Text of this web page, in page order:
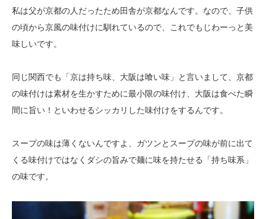
私は父が京都の人だったため田舎が京都なんです。なので、子供
の頃から京風の味付けに馴れているので、これでもじわーっと美
味しいです。
同じ関西でも「京は持ち味、大阪は喰い味」と言いまして、京都
の味付けは素材を生かすために最小限の味付け、大阪は食べた瞬
間に旨い！といわせるシッカリした味付けをするんです。
スープの味は薄くないんですよ、ガツンとスープの味が前に出て
くる味付けではなくダシの旨みで麺に味を持たせる「持ち味系」
の味です。